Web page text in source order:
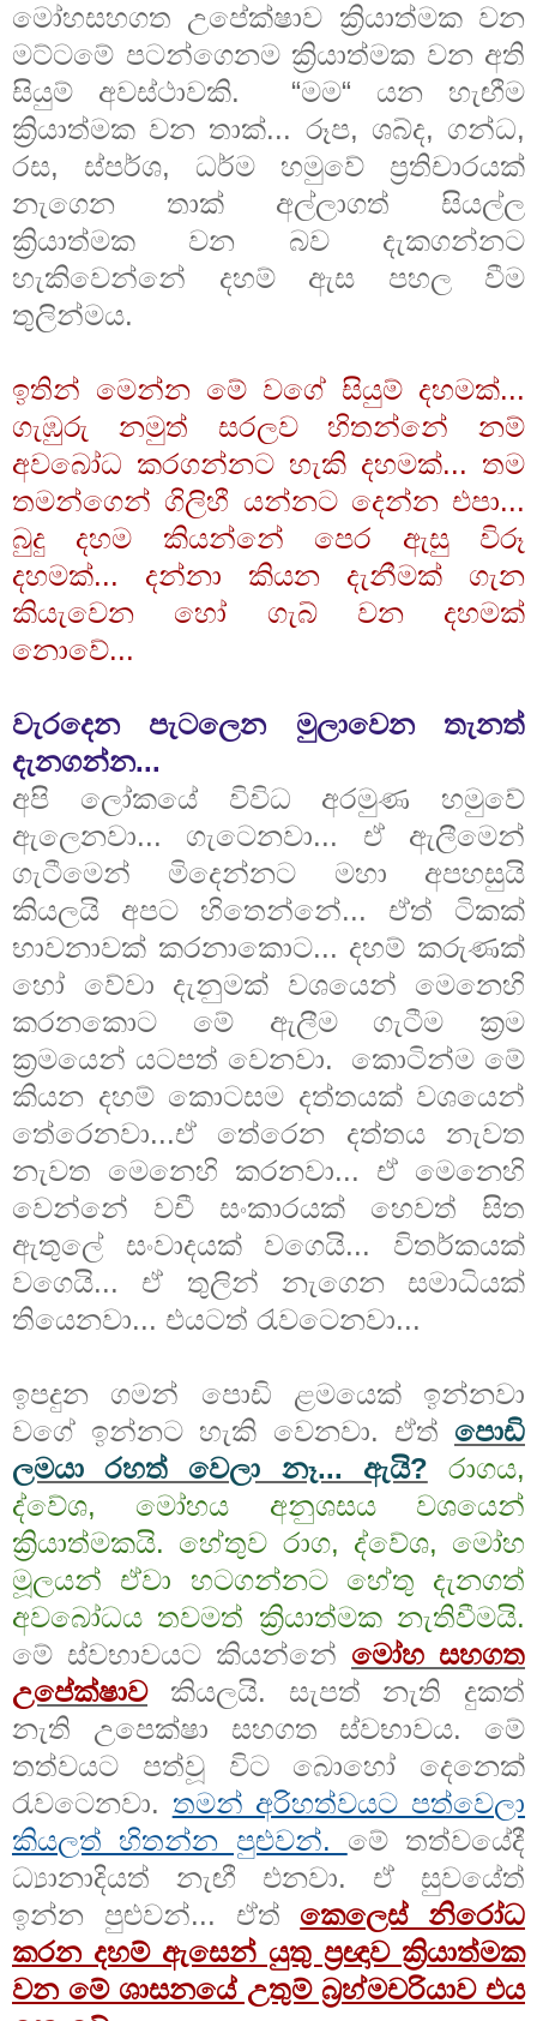
මෝහසහගත උපේක්ෂාව ක්‍රියාත්මක වන
මට්ටමේ පටන්ගෙනම ක්‍රියාත්මක වන අති
සියුම් අවස්ථාවකි. “මම“ යන හැඟීම
ක්‍රියාත්මක වන තාක්... රූප, ශබ්ද, ගන්ධ,
රස, ස්පර්ශ, ධර්ම හමුවේ ප්‍රතිචාරයක්
නැගෙන තාක් අල්ලාගත් සියල්ල
ක්‍රියාත්මක වන බව දැකගන්නට
හැකිවෙන්නේ දහම් ඇස පහල වීම
තුලින්මය.
ඉතින් මෙන්න මේ වගේ සියුම් දහමක්...
ගැඹුරු නමුත් සරලව හිතන්නේ නම්
අවබෝධ කරගන්නට හැකි දහමක්... තම
තමන්ගෙන් ගිලිහී යන්නට දෙන්න එපා...
බුදු දහම කියන්නේ පෙර ඇසු විරූ
දහමක්... දන්නා කියන දැනීමක් ගැන
කියැවෙන හෝ ගැබ් වන දහමක්
නොවේ...
වැරදෙන පැටලෙන මුලාවෙන තැනත්
දැනගන්න...
අපි ලෝකයේ විවිධ අරමුණ හමුවේ
ඇලෙනවා... ගැටෙනවා... ඒ ඇලීමෙන්
ගැටීමෙන් මිදෙන්නට මහා අපහසුයි
කියලයි අපට හිතෙන්නේ... ඒත් ටිකක්
භාවනාවක් කරනාකොට... දහම් කරුණක්
හෝ වේවා දැනුමක් වශයෙන් මෙනෙහි
කරනකොට මේ ඇලීම ගැටීම ක්‍රම
ක්‍රමයෙන් යටපත් වෙනවා. කොටින්ම මේ
කියන දහම් කොටසම දත්තයක් වශයෙන්
තේරෙනවා...ඒ තේරෙන දත්තය නැවත
නැවත මෙනෙහි කරනවා... ඒ මෙනෙහි
වෙන්නේ වචී සංකාරයක් හෙවත් සිත
ඇතුලේ සංවාදයක් වගෙයි... විතර්කයක්
වගෙයි... ඒ තුලින් නැගෙන සමාධියක්
තියෙනවා... එයටත් රැවටෙනවා...
ඉපදුන ගමන් පොඩි ළමයෙක් ඉන්නවා
වගේ ඉන්නට හැකි වෙනවා. ඒත් පොඩි
ලමයා රහත් වෙලා නෑ... ඇයි?
රාගය,
ද්වේශ, මෝහය අනුශසය වශයෙන්
ක්‍රියාත්මකයි. හේතුව රාග, ද්වේශ, මෝහ
මූලයන් ඒවා හටගන්නට හේතු දැනගත්
අවබෝධය තවමත් ක්‍රියාත්මක නැතිවීමයි.
මේ ස්වභාවයට කියන්නේ මෝහ සහගත
උපේක්ෂාවකියලයි. සැපත් නැති දුකත්
නැති උපෙක්ෂා සහගත ස්වභාවය. මේ
තත්වයට පත්වූ විට බොහෝ දෙනෙක්
රැවටෙනවා. තමන් අරිහත්වයට පත්වෙලා
කියලත් හිතන්න පුළුවන්. මේ තත්වයේදී
ධ්‍යානාදියත් නැඟී එනවා. ඒ සුවයේත්
ඉන්න පුළුවන්... ඒත් කෙලෙස් නිරෝධ
කරන දහම් ඇසෙන් යුතු ප්‍රඥාව ක්‍රියාත්මක
වන මේ ශාසනයේ උතුම් බ්‍රහ්මචරියාව එය